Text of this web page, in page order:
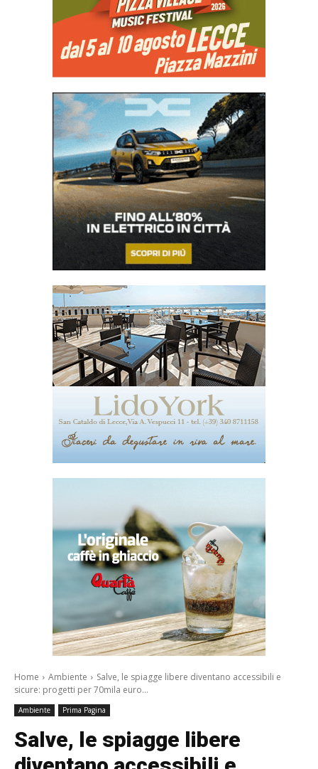
Home Ambiente
Salve, le spiagge libere diventano accessibili e
sicure: progetti per 70mila euro...
Ambiente Prima Pagina
Salve, le spiagge libere